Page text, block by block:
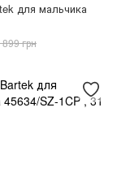
для мальчика
899 грн